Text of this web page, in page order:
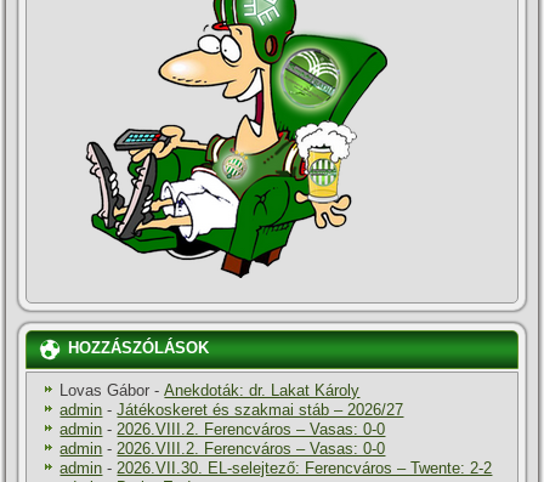
HOZZÁSZÓLÁSOK
Lovas Gábor -Anekdoták: dr. Lakat Károly
admin -Játékoskeret és szakmai stáb – 2026/27
admin -2026.VIII.2. Ferencváros – Vasas: 0-0
admin -2026.VIII.2. Ferencváros – Vasas: 0-0
admin -2026.VII.30. EL-selejtező: Ferencváros – Twente: 2-2